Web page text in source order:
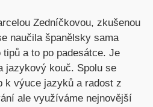
Zedníčkovou, zkušenou
naučila španělsky sama
a to po padesátce. Je
jazykový kouč. Spolu se
výuce jazyků a radost z
ale využíváme nejnovější